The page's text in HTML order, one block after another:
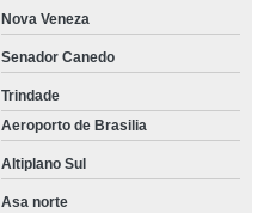
Nova Veneza
Senador Canedo
Trindade
Aeroporto de Brasilia
Altiplano Sul
Asa norte